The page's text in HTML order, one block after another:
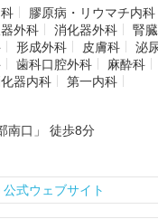
膠原病・リウマチ内科
外科 消化器外科
腎
形成外科 皮膚科
泌
歯科口腔外科
麻酔科
器内科
第一内科
南口」 徒歩8分
公式ウェブサイト